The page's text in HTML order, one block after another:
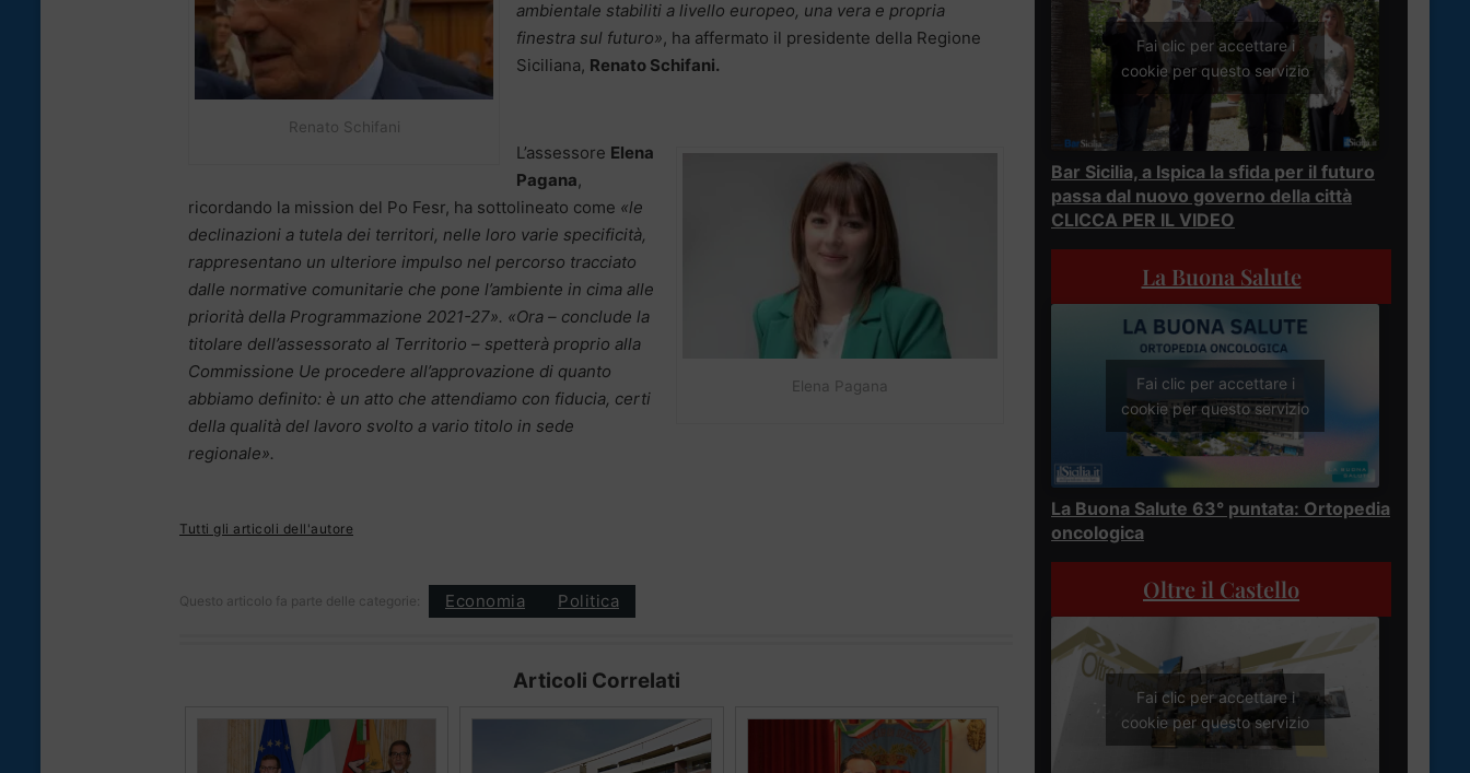
Renato Schifani
ambientale stabiliti a livello europeo, una vera e propria
finestra sul futuro», ha affermato il presidente della Regione
Siciliana, Renato Schifani.
Elena Pagana
L’assessore Elena
Pagana,
ricordando la mission del Po Fesr, ha sottolineato come «le
declinazioni a tutela dei territori, nelle loro varie specificità,
rappresentano un ulteriore impulso nel percorso tracciato
dalle normative comunitarie che pone l’ambiente in cima alle
priorità della Programmazione 2021-27». «Ora – conclude la
titolare dell’assessorato al Territorio – spetterà proprio alla
Commissione Ue procedere all’approvazione di quanto
abbiamo definito: è un atto che attendiamo con fiducia, certi
della qualità del lavoro svolto a vario titolo in sede
regionale».
Tutti gli articoli dell'autore
Questo articolo fa parte delle categorie: Economia Politica
Articoli Correlati
Fai clic per accettare i
cookie per questo servizio
Bar Sicilia, a Ispica la sfida per il futuro
passa dal nuovo governo della città
CLICCA PER IL VIDEO
La Buona Salute
Fai clic per accettare i
cookie per questo servizio
La Buona Salute 63° puntata: Ortopedia
oncologica
Oltre il Castello
Fai clic per accettare i
cookie per questo servizio